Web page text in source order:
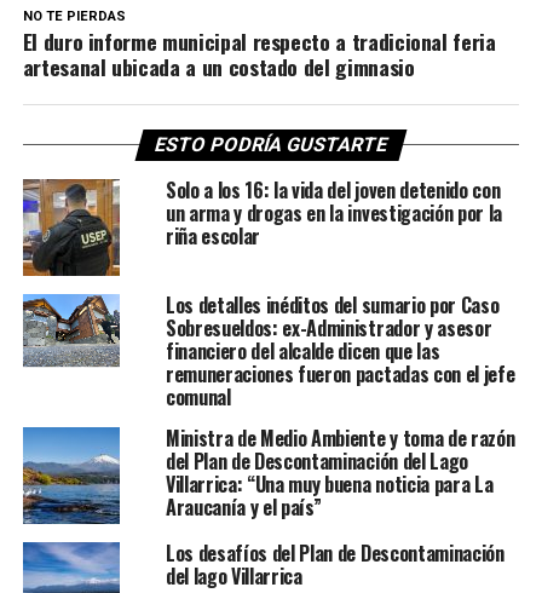
NO TE PIERDAS
El duro informe municipal respecto a tradicional feria
artesanal ubicada a un costado del gimnasio
ESTO PODRÍA GUSTARTE
Solo a los 16: la vida del joven detenido con
un arma y drogas en la investigación por la
riña escolar
Los detalles inéditos del sumario por Caso
Sobresueldos: ex-Administrador y asesor
financiero del alcalde dicen que las
remuneraciones fueron pactadas con el jefe
comunal
Ministra de Medio Ambiente y toma de razón
del Plan de Descontaminación del Lago
Villarrica: “Una muy buena noticia para La
Araucanía y el país”
Los desafíos del Plan de Descontaminación
del lago Villarrica